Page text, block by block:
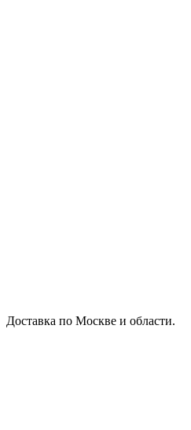
Доставка по Москве и области.